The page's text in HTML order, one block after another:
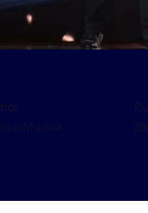
Mużika